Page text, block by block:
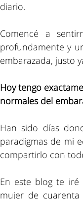
diario.
Comencé a
profundamente y
embarazada, justo
Hoy tengo
normales del
Han sido días
paradigmas de mi
compartirlo con
En este blog te
mujer de cuarenta